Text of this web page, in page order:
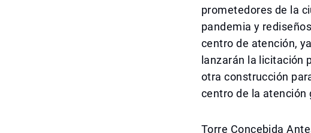
prometedores de la
pandemia y
centro de atención,
lanzarán la licitación
otra construcción
centro de la atención
Torre Concebida